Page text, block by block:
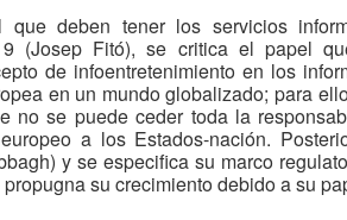
deben tener los servicios
(Josep Fitó), se critica el papel
de infoentretenimiento en los
en un mundo globalizado; para
no se puede ceder toda la
a los Estados-nación.
y se especifica su marco
su crecimiento debido a su